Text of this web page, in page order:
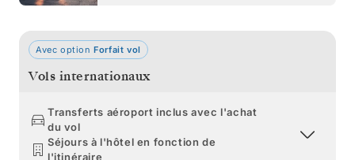
Avec option Forfait vol
Vols internationaux
Transferts aéroport inclus avec l'achat
du vol
Séjours à l'hôtel en fonction de
l'itinéraire